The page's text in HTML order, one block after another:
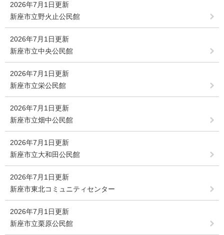
2026年7月1日更新
新座市立野火止公民館
2026年7月1日更新
新座市立中央公民館
2026年7月1日更新
新座市立栄公民館
2026年7月1日更新
新座市立畑中公民館
2026年7月1日更新
新座市立大和田公民館
2026年7月1日更新
新座市東北コミュニティセンター
2026年7月1日更新
新座市立栗原公民館